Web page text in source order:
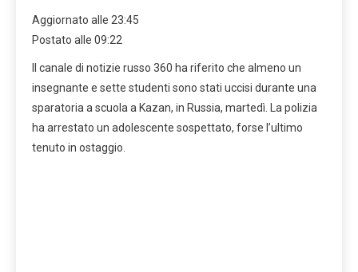
Aggiornato alle 23:45
Postato alle 09:22
Il canale di notizie russo 360 ha riferito che almeno un
insegnante e sette studenti sono stati uccisi durante una
sparatoria a scuola a Kazan, in Russia, martedì. La polizia
ha arrestato un adolescente sospettato, forse l’ultimo
tenuto in ostaggio.